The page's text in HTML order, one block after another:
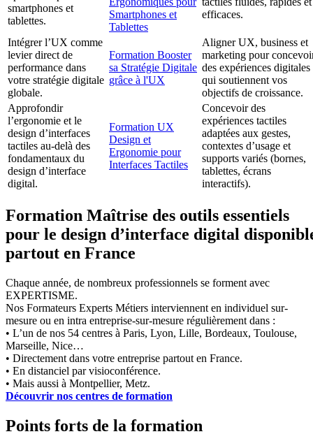
smartphones et
tablettes.
Smartphones et
Tablettes
efficaces.
Intégrer l’UX comme
levier direct de
performance dans
votre stratégie digitale
globale.
Formation Booster
sa Stratégie Digitale
grâce à l'UX
Aligner UX, business et
marketing pour
des expériences digitales
qui soutiennent vos
objectifs de croissance.
Approfondir
l’ergonomie et le
design d’interfaces
tactiles au-delà des
fondamentaux du
design d’interface
digital.
Formation UX
Design et
Ergonomie pour
Interfaces Tactiles
Concevoir des
expériences tactiles
adaptées aux gestes,
contextes d’usage et
supports variés (bornes,
tablettes, écrans
interactifs).
Formation Maîtrise des outils essentiels
pour le design d’interface digital
partout en France
Chaque année, de nombreux professionnels se forment avec
EXPERTISME.
Nos Formateurs Experts Métiers interviennent en individuel sur-
mesure ou en intra entreprise-sur-mesure régulièrement dans :
• L’un de nos 54 centres à Paris, Lyon, Lille, Bordeaux, Toulouse,
Marseille, Nice…
• Directement dans votre entreprise partout en France.
• En distanciel par visioconférence.
• Mais aussi à Montpellier, Metz.
Découvrir nos centres de formation
Points forts de la formation